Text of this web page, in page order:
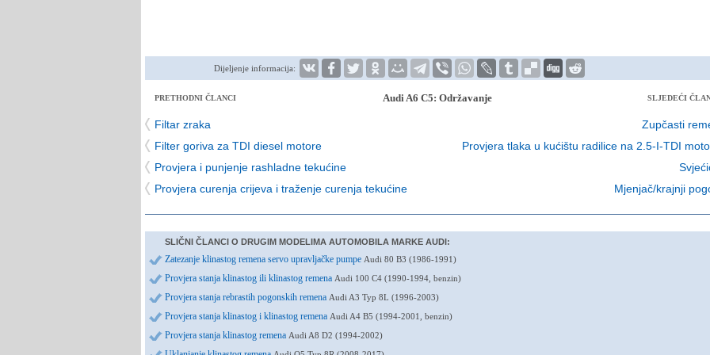
Dijeljenje informacija:
PRETHODNI ČLANCI Audi A6 C5: Održavanje SLJEDEĆI
Filtar zraka
Filter goriva za TDI diesel motore
Provjera i punjenje rashladne tekućine
Provjera curenja crijeva i traženje curenja tekućine
Zupčasti
Provjera tlaka u kućištu radilice na 2.5-I-TDI
Mjenjač/krajnji
SLIČNI ČLANCI O DRUGIM MODELIMA AUTOMOBILA MARKE AUDI:
Zatezanje klinastog remena servo upravljačke pumpe Audi 80 B3 (1986-1991)
Provjera stanja klinastog ili klinastog remena Audi 100 C4 (1990-1994, benzin)
Provjera stanja rebrastih pogonskih remena Audi A3 Typ 8L (1996-2003)
Provjera stanja klinastog i klinastog remena Audi A4 B5 (1994-2001, benzin)
Provjera stanja klinastog remena Audi A8 D2 (1994-2002)